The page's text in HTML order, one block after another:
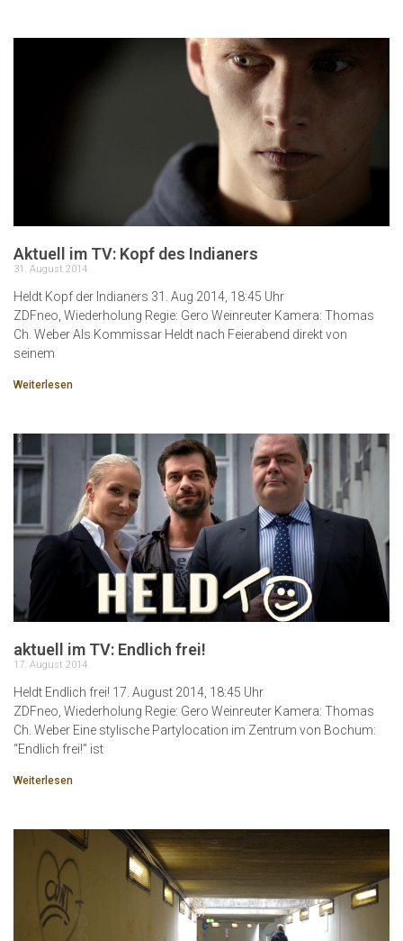
Aktuell im TV: Kopf des Indianers
31. August 2014
Heldt Kopf der Indianers 31. Aug 2014, 18:45 Uhr
ZDFneo, Wiederholung Regie: Gero Weinreuter Kamera: Thomas
Ch. Weber Als Kommissar Heldt nach Feierabend direkt von
seinem
Weiterlesen
aktuell im TV: Endlich frei!
17. August 2014
Heldt Endlich frei! 17. August 2014, 18:45 Uhr
ZDFneo, Wiederholung Regie: Gero Weinreuter Kamera: Thomas
Ch. Weber Eine stylische Partylocation im Zentrum von Bochum:
“Endlich frei!” ist
Weiterlesen